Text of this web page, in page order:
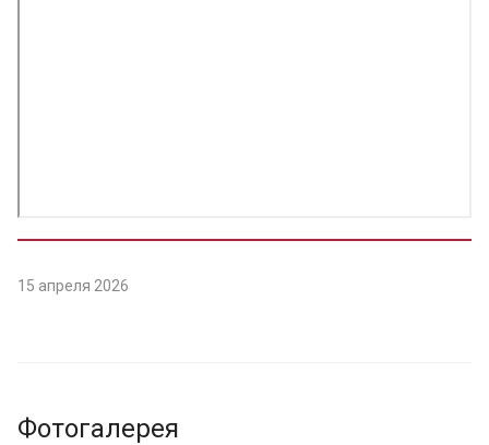
15 апреля 2026
Фотогалерея